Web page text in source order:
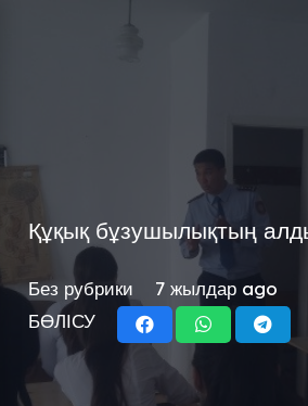
Құқық бұзушылықтың
Без рубрики
7 жылдар ago
БӨЛІСУ